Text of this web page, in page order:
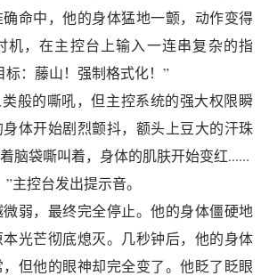
命中，他的身体猛地一颤，动作变得
机，在主控台上输入一连串复杂的指
标：藤山！强制格式化！”
般的嘶吼，但主控系统的强大权限瞬
体开始剧烈颤抖，额头上豆大的汗珠
脑袋嘶叫着，身体的肌肤开始变红......
主控台发出提示音。
弱，最终完全停止。他的身体僵硬地
光芒彻底熄灭。几秒钟后，他的身体
但他的眼神却完全变了。他眨了眨眼